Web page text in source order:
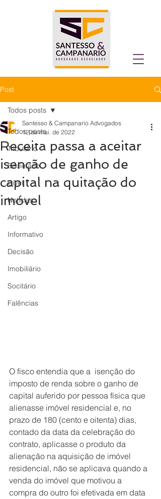
Post
Todos posts
Tributário
Societário
Cível
Notícias
Artigo
Informativo
Decisão
Imobiliário
Socitário
Falências
Todos posts
Receita passa a aceitar
isenção de ganho de
capital na quitação do
imóvel
Santesso & Campanario Advogados
12 de mai. de 2022
O fisco entendia que a  isenção do
imposto de renda sobre o ganho de
capital auferido por pessoa física que
alienasse imóvel residencial e, no
prazo de 180 (cento e oitenta) dias,
contado da data da celebração do
contrato, aplicasse o produto da
alienação na aquisição de imóvel
residencial, não se aplicava quando a
venda do imóvel que motivou a
compra do outro foi efetivada em data